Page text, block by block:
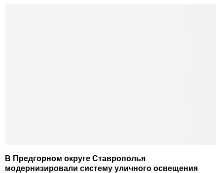
В Предгорном округе Ставрополья
модернизировали систему уличного освещения